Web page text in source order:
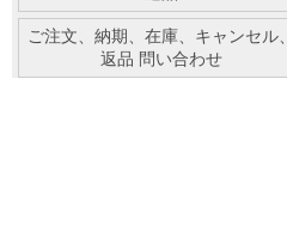
ご注文、納期、在庫、キャンセル、
返品 問い合わせ